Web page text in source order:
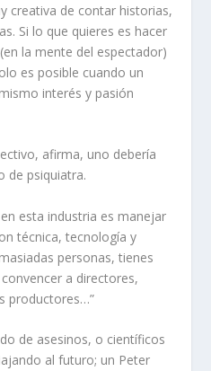
creativa de contar historias,
Si lo que quieres es hacer
la mente del espectador)
es posible cuando un
interés y pasión
afirma, uno debería
de psiquiatra.
esta industria es manejar
técnica, tecnología y
personas, tienes
a directores,
productores…”
de asesinos, o científicos
al futuro; un Peter